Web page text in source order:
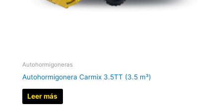
Autohormigoneras
Autohormigonera Carmix 3.5TT (3.5 m³)
Leer más